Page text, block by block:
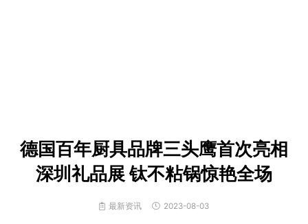
德国百年厨具品牌三头鹰首次亮相
深圳礼品展 钛不粘锅惊艳全场
最新资讯 2023-08-03